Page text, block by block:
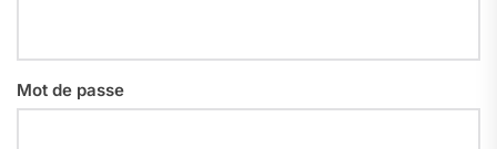
Mot de passe